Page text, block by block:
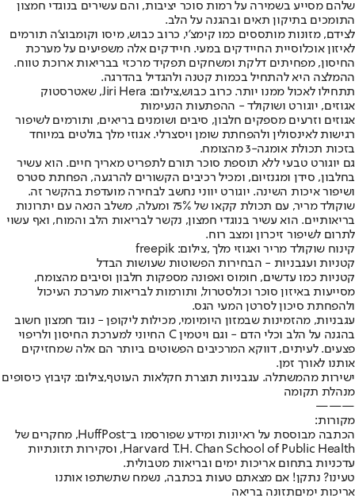
שלהם מסייע בשמירה על רמות סוכר יציבות, והם עשירים בנוגדי חמצון
התומכים בתיקון תאים ובהגנה על הלב.
לצידם, מזונות מותססים כמו קימצ’י, כרוב כבוש, מיסו וקומבוצ’ה תורמים
לאיזון אוכלוסיית החיידקים במעי. חיידקים אלה משפיעים על מערכת
החיסון, מפחיתים דלקת ומשחקים תפקיד מרכזי בבריאות ארוכת טווח.
ההמלצה היא להתחיל בכמות קטנה ולהגדיל בהדרגה.
תתחילו לאכול ממנו יותר. כרוב כבוש,צילום: Jiri Hera, שאטרסטוק
אגוזים, יוגורט ושוקולד - ההפתעות הנעימות
אגוזים וזרעים מספקים חלבון, סיבים ושומנים בריאים, ותורמים לשיפור
רגישות לאינסולין ולהפחתת שומן ויסצרלי. אגוזי מלך בולטים במיוחד
בזכות תכולת אומגה-3 מהצומח.
גם יוגורט טבעי ללא תוספת סוכר תורם לתפריט מאריך חיים. הוא עשיר
בחלבון, סידן ומגנזיום, ומכיל רכיבים הקשורים להרגעה, הפחתת סטרס
ושיפור איכות השינה. יוגורט יווני נחשב לבחירה מועדפת בהקשר זה.
שוקולד מריר, עם תכולת קקאו של 75% ומעלה, משלב הנאה עם יתרונות
בריאותיים. הוא עשיר בנוגדי חמצון, נקשר לבריאות הלב והמוח, ואף עשוי
לתרום לשיפור זיכרון ומצב רוח.
קינוח שוקולד מריר ואגוזי מלך ,צילום: freepik
קטניות ועגבניות - הבחירות הפשוטות שעושות הבדל
קטניות כמו עדשים, חומוס ואפונה מספקות חלבון וסיבים מהצומח,
מסייעות באיזון סוכר וכולסטרול, ותורמות לבריאות מערכת העיכול
ולהפחתת סיכון לסרטן המעי הגס.
עגבניות, מהזמינות שבמזון היומיומי, מכילות ליקופן - נוגד חמצון חשוב
בהגנה על הלב וכלי הדם - וגם ויטמין C החיוני למערכת החיסון ולריפוי
פצעים. לעיתים, דווקא המרכיבים הפשוטים ביותר הם אלה שמחזיקים
אותנו לאורך זמן.
ישירות מהמשתלה. עגבניות תוצרת חקלאות העוטף,צילום: קיבוץ כיסופים
מנהלת תקומה
———
מקורות:
הכתבה מבוססת על ראיונות ומידע שפורסמו ב־HuffPost, מחקרים של
Harvard T.H. Chan School of Public Health, וסקירות תזונתיות
עדכניות בתחום אריכות ימים ובריאות מטבולית.
טעינו? נתקן! אם מצאתם טעות בכתבה, נשמח שתשתפו אותנו
אריכות ימיםתזונה בריאה